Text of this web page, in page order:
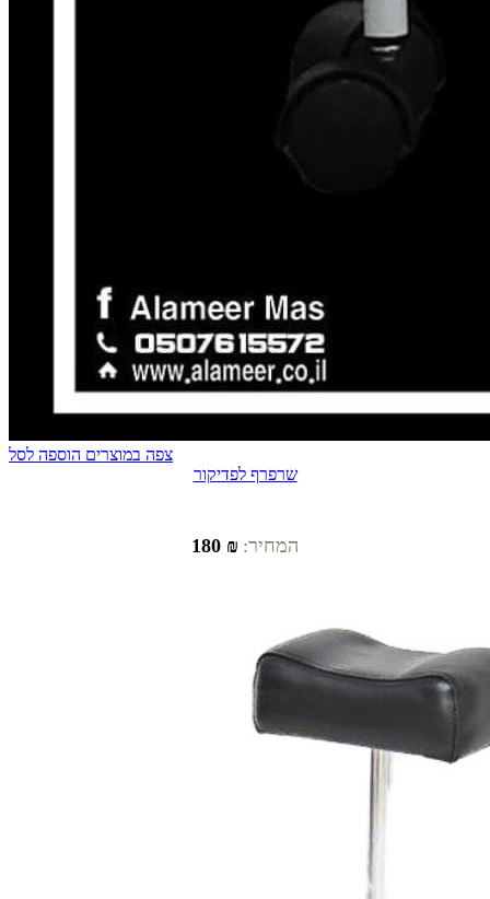
צפה במוצרים הוספה לסל
שרפרף לפדיקור
המחיר: ₪ 180